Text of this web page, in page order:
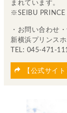
まれています。
※SEIBU PRINCE
・お問い合わせ・
新横浜プリンス
TEL: 045-471-
【公式サイ